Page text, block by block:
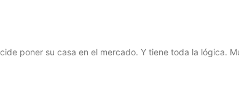
poner su casa en el mercado. Y tiene toda la lógica.